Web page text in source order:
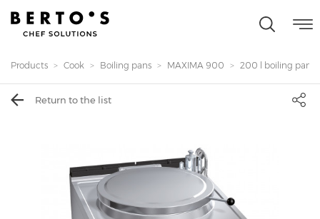
Products Cook Boiling pans MAXIMA 900 200 l boiling pan
Return to the list